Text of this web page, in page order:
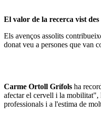
El valor de la recerca vist
Els avenços assolits
donat veu a persones que van
Carme Ortoll Grífols ha
afectar el cervell i la mobilitat",
professionals i a l'estima de